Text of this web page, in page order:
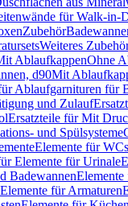
für Walk-in-
Zubehör
Weiteres
AblaufkappenOhne
d90Mit
Ablaufgarnituren für
und Zulauf
Ersatzteile für Mit
und Spülsysteme
Elemente für WCs
Elemente für Urinale
Badewannen
für Armaturen